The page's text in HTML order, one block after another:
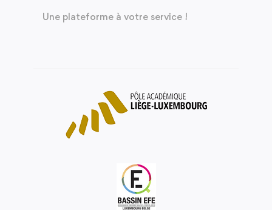
Une plateforme à votre service !